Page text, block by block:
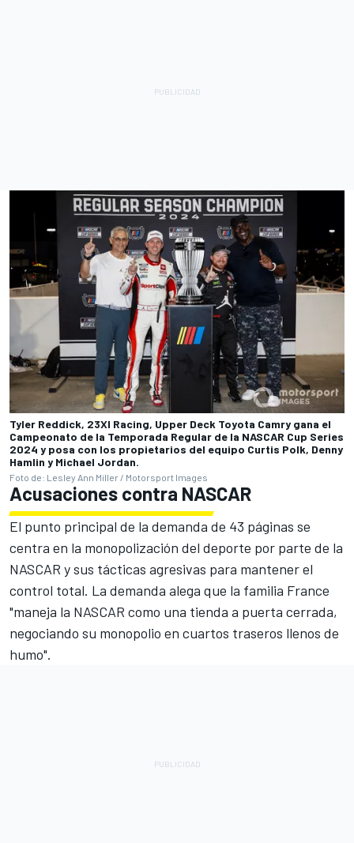
Tyler Reddick, 23XI Racing, Upper Deck Toyota Camry gana el
Campeonato de la Temporada Regular de la NASCAR Cup Series
2024 y posa con los propietarios del equipo Curtis Polk, Denny
Hamlin y Michael Jordan.
Foto de: Lesley Ann Miller / Motorsport Images
Acusaciones contra NASCAR
El punto principal de la demanda de 43 páginas se
centra en la monopolización del deporte por parte de la
NASCAR y sus tácticas agresivas para mantener el
control total. La demanda alega que la familia France
"maneja la NASCAR como una tienda a puerta cerrada,
negociando su monopolio en cuartos traseros llenos de
humo".